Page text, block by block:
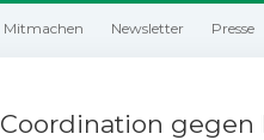
Mitmachen Newsletter Presse
Coordination gegen